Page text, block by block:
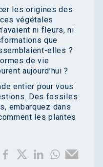
les origines des
végétales
ni fleurs, ni
que
elles ?
de vie
aujourd’hui ?
entier pour vous
Des fossiles
embarquez dans
les plantes